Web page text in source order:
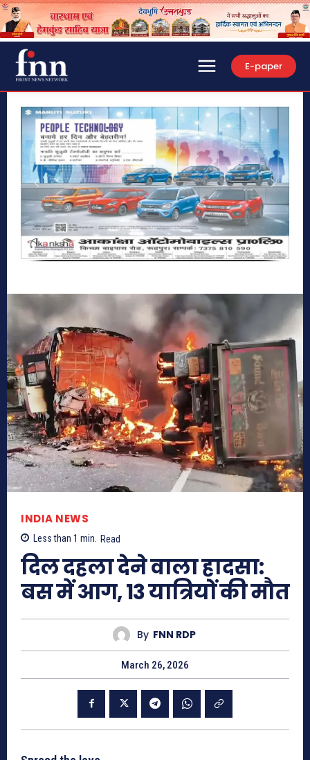
E-paper
INDIA NEWS
Less than 1 min. Read
दिल दहला देने वाला हादसा:
बस में आग, 13 यात्रियों की मौत
By FNN RDP
March 26, 2026